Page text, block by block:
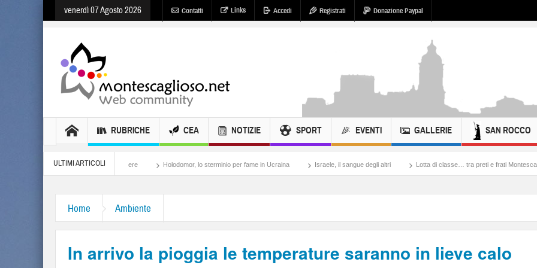
venerdì 07 Agosto 2026 Contatti Links Accedi Registrati Donazione Paypal
RUBRICHE CEA NOTIZIE SPORT EVENTI GALLERIE SAN ROCCO
ULTIMI ARTICOLI
Meloni, il lamento al potere Holodomor, lo sterminio per fame in Ucraina Israele, il sangue degli altri Lotta di classe… tra preti e frati Montescaglioso
Home Ambiente
In arrivo la pioggia le temperature saranno in lieve calo